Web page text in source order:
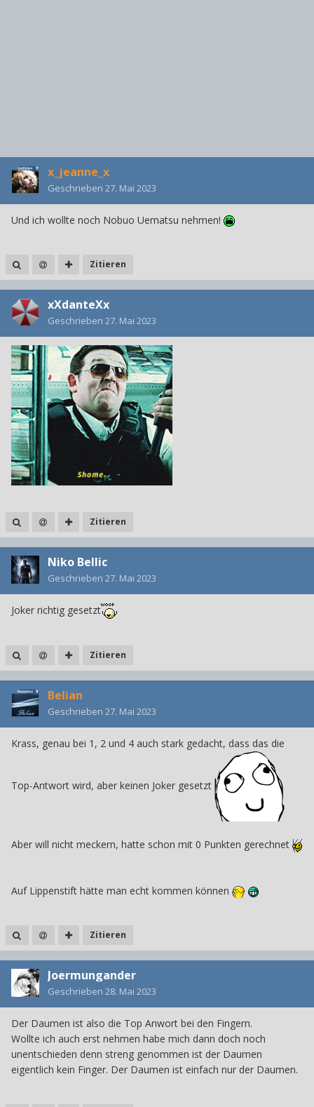
x_jeanne_x
Geschrieben 27. Mai 2023
Und ich wollte noch Nobuo Uematsu nehmen!
Zitieren
xXdanteXx
Geschrieben 27. Mai 2023
Zitieren
Niko Bellic
Geschrieben 27. Mai 2023
Joker richtig gesetzt
Zitieren
Belian
Geschrieben 27. Mai 2023
Krass, genau bei 1, 2 und 4 auch stark gedacht, dass das die
Top-Antwort wird, aber keinen Joker gesetzt
Aber will nicht meckern, hatte schon mit 0 Punkten gerechnet
Auf Lippenstift hätte man echt kommen können
Zitieren
Joermungander
Geschrieben 28. Mai 2023
Der Daumen ist also die Top Anwort bei den Fingern.
Wollte ich auch erst nehmen habe mich dann doch noch
unentschieden denn streng genommen ist der Daumen
eigentlich kein Finger. Der Daumen ist einfach nur der Daumen.